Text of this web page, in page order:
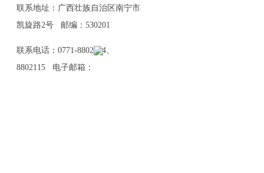
联系地址：广西壮族自治区南宁市
凯旋路2号 邮编：530201
联系电话：0771-8802114、
8802115 电子邮箱：